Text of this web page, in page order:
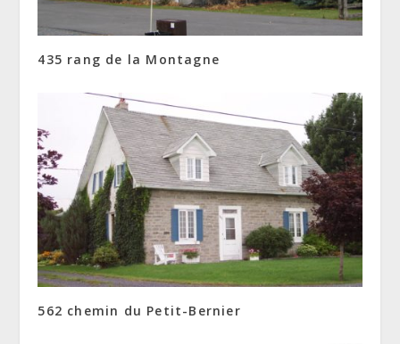
435 rang de la Montagne
562 chemin du Petit-Bernier